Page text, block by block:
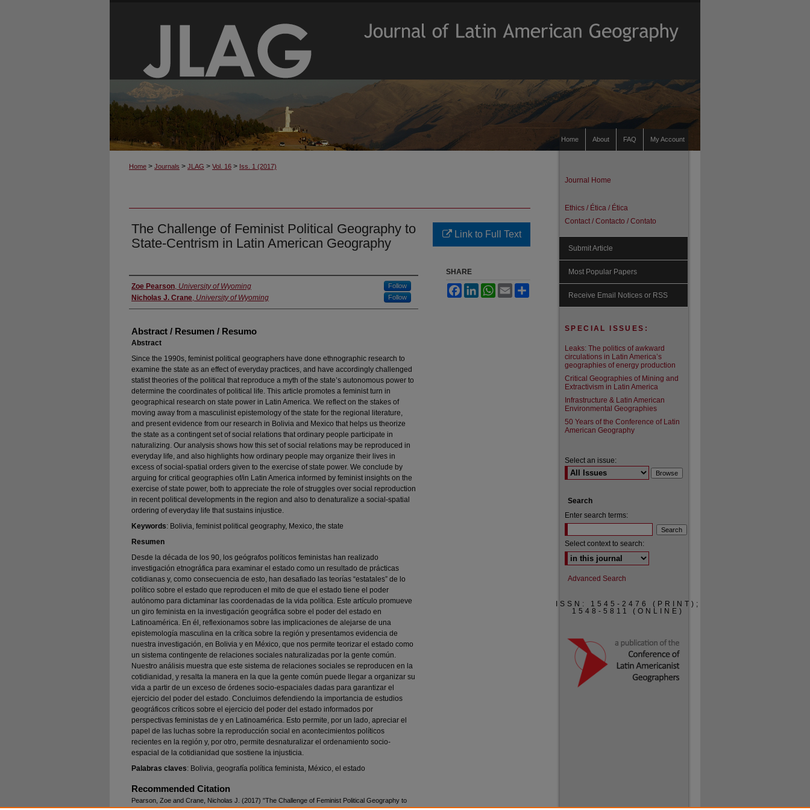
My Account
FAQ
About
Home
Home > Journals > JLAG > Vol. 16 > Iss. 1 (2017)
The Challenge of Feminist Political Geography to
State-Centrism in Latin American Geography
Authors
Zoe Pearson, University of Wyoming Follow
Nicholas J. Crane, University of Wyoming Follow
Abstract / Resumen / Resumo
Abstract
Since the 1990s, feminist political geographers have done ethnographic research to
examine the state as an effect of everyday practices, and have accordingly challenged
statist theories of the political that reproduce a myth of the state’s autonomous power to
determine the coordinates of political life. This article promotes a feminist turn in
geographical research on state power in Latin America. We reflect on the stakes of
moving away from a masculinist epistemology of the state for the regional literature,
and present evidence from our research in Bolivia and Mexico that helps us theorize
the state as a contingent set of social relations that ordinary people participate in
naturalizing. Our analysis shows how this set of social relations may be reproduced in
everyday life, and also highlights how ordinary people may organize their lives in
excess of social-spatial orders given to the exercise of state power. We conclude by
arguing for critical geographies of/in Latin America informed by feminist insights on the
exercise of state power, both to appreciate the role of struggles over social reproduction
in recent political developments in the region and also to denaturalize a social-spatial
ordering of everyday life that sustains injustice.
Keywords: Bolivia, feminist political geography, Mexico, the state
Resumen
Desde la década de los 90, los geógrafos políticos feministas han realizado
investigación etnográfica para examinar el estado como un resultado de prácticas
cotidianas y, como consecuencia de esto, han desafiado las teorías “estatales” de lo
político sobre el estado que reproducen el mito de que el estado tiene el poder
autónomo para dictaminar las coordenadas de la vida política. Este artículo promueve
un giro feminista en la investigación geográfica sobre el poder del estado en
Latinoamérica. En él, reflexionamos sobre las implicaciones de alejarse de una
epistemología masculina en la crítica sobre la región y presentamos evidencia de
nuestra investigación, en Bolivia y en México, que nos permite teorizar el estado como
un sistema contingente de relaciones sociales naturalizadas por la gente común.
Nuestro análisis muestra que este sistema de relaciones sociales se reproducen en la
cotidianidad, y resalta la manera en la que la gente común puede llegar a organizar su
vida a partir de un exceso de órdenes socio-espaciales dadas para garantizar el
ejercicio del poder del estado. Concluimos defendiendo la importancia de estudios
geográficos críticos sobre el ejercicio del poder del estado informados por
perspectivas feministas de y en Latinoamérica. Esto permite, por un lado, apreciar el
papel de las luchas sobre la reproducción social en acontecimientos políticos
recientes en la región y, por otro, permite desnaturalizar el ordenamiento socio-
espacial de la cotidianidad que sostiene la injusticia.
Palabras claves: Bolivia, geografía política feminista, México, el estado
Recommended Citation
Pearson, Zoe and Crane, Nicholas J. (2017) "The Challenge of Feminist Political Geography to
Link to Full Text
SHARE
FacebookLinkedInWhatsApp
Email
Journal Home
Ethics / Ética / Ética
Contact / Contacto / Contato
Submit Article
Most Popular Papers
Receive Email Notices or RSS
SPECIAL ISSUES:
Leaks: The politics of awkward
circulations in Latin America’s
geographies of energy production
Critical Geographies of Mining and
Extractivism in Latin America
Infrastructure & Latin American
Environmental Geographies
50 Years of the Conference of Latin
American Geography
Select an issue:
Search
Enter search terms:
Select context to search:
Advanced Search
ISSN: 1545-2476 (PRINT);
1548-5811 (ONLINE)